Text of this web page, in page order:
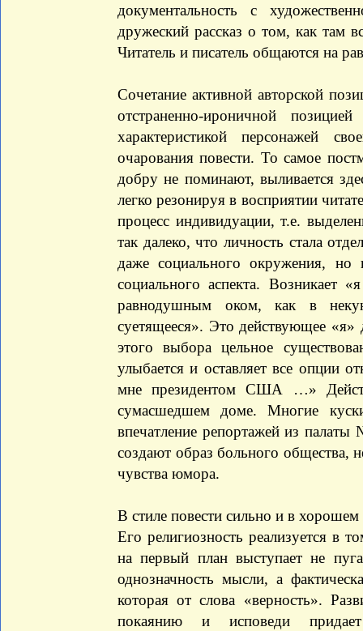
документальность с
дружеский рассказ о том, как там
Читатель и писатель общаются на
Сочетание активной авторской
отстраненно-ироничной
характеристикой персонажей
очарования повести. То самое
добру не поминают, выливается
легко резонируя в восприятии
процесс индивидуации, т.е.
так далеко, что личность стала
даже социального окружения, но
социального аспекта. Возникает
равнодушным оком, как в
суетящееся». Это действующее «я»
этого выбора цельное
улыбается и оставляет все опции
мне президентом США …»
сумасшедшем доме. Многие
впечатление репортажей из
создают образ больного общества,
чувства юмора.
В стиле повести сильно и в хорошем
Его религиозность реализуется в
на первый план выступает не
однозначность мысли, а
которая от слова «верность».
покаянию и исповеди